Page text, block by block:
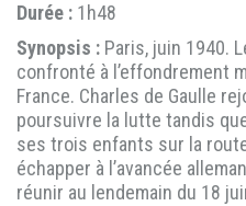
Durée : 1h48
Synopsis : Paris, juin 1940.
confronté à l’effondrement
France. Charles de Gaulle
poursuivre la lutte tandis
ses trois enfants sur la
échapper à l’avancée
réunir au lendemain du 18